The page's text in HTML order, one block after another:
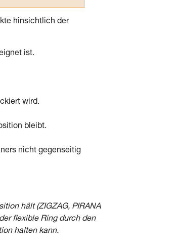
hinsichtlich der
ist.
wird.
bleibt.
nicht gegenseitig
hält (ZIGZAG, PIRANA
flexible Ring durch den
halten kann.